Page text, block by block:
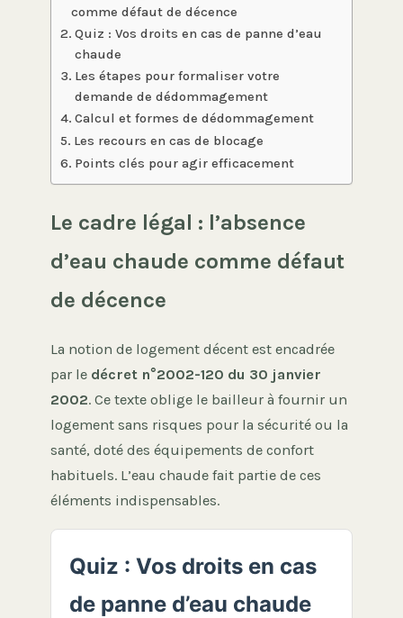
comme défaut de décence
Quiz : Vos droits en cas de panne d’eau
chaude
Les étapes pour formaliser votre
demande de dédommagement
Calcul et formes de dédommagement
Les recours en cas de blocage
Points clés pour agir efficacement
Le cadre légal : l’absence
d’eau chaude comme défaut
de décence
La notion de logement décent est encadrée
par le décret n°2002-120 du 30 janvier
2002. Ce texte oblige le bailleur à fournir un
logement sans risques pour la sécurité ou la
santé, doté des équipements de confort
habituels. L’eau chaude fait partie de ces
éléments indispensables.
Quiz : Vos droits en cas
de panne d’eau chaude